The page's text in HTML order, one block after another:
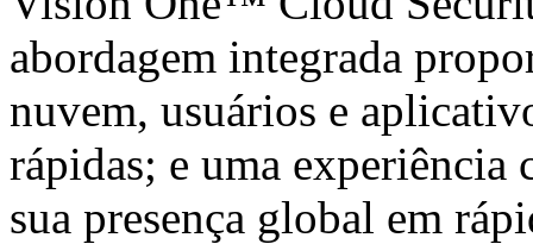
abordagem integrada
nuvem, usuários e
rápidas; e uma experiência
sua presença global em